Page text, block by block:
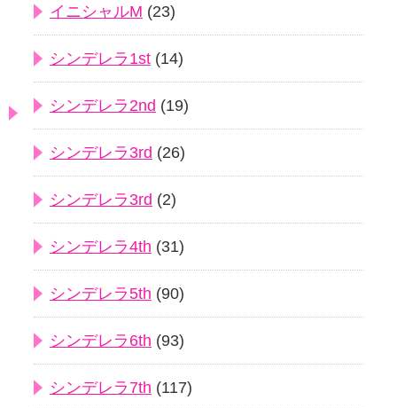
イニシャルM (23)
シンデレラ1st (14)
シンデレラ2nd (19)
シンデレラ3rd (26)
シンデレラ3rd (2)
シンデレラ4th (31)
シンデレラ5th (90)
シンデレラ6th (93)
シンデレラ7th (117)